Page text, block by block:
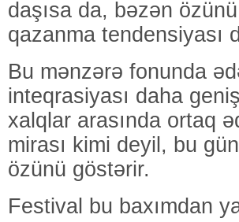
daşısa da, bəzən
qazanma tendensiyası
Bu mənzərə fonunda
inteqrasiyası daha
xalqlar arasında ortaq
mirası kimi deyil, bu
özünü göstərir.
Festival bu baxımdan